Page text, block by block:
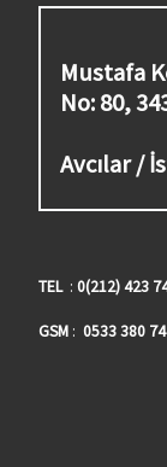
Mustafa
No: 80,
Avcılar /
TEL : 0(212) 423
GSM: 0533 380